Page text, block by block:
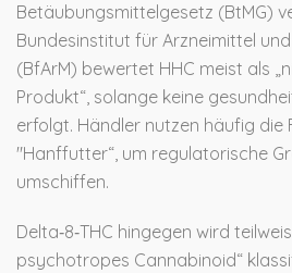
Betäubungsmittelgesetz (BtMG)
Bundesinstitut für Arzneimittel
(BfArM) bewertet HHC meist als
Produkt“, solange keine
erfolgt. Händler nutzen häufig die
"Hanffutter“, um regulatorische
umschiffen.
Delta‑8‑THC hingegen wird
psychotropes Cannabinoid“